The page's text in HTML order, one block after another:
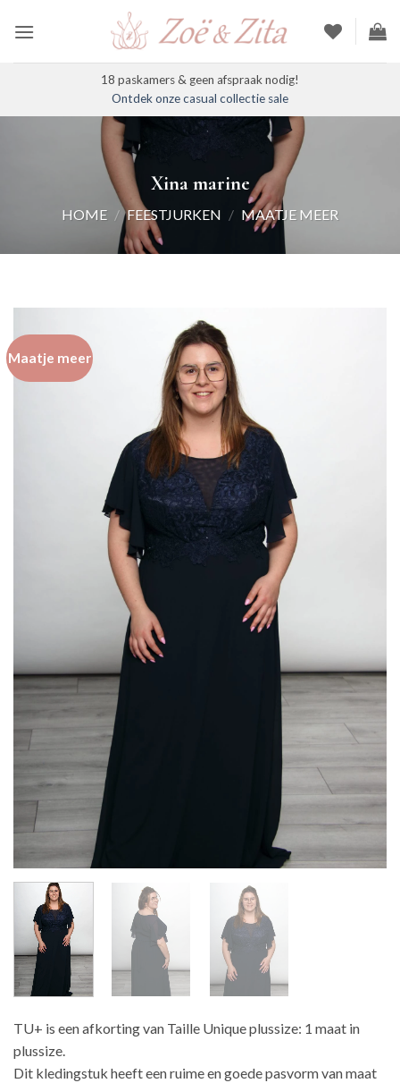
naar
18 paskamers & geen afspraak nodig!
Ontdek onze casual collectie sale
Xina marine
HOME / FEESTJURKEN / MAATJE MEER
Maatje meer
TU+ is een afkorting van Taille Unique plussize: 1 maat in
plussize.
Dit kledingstuk heeft een ruime en goede pasvorm van maat